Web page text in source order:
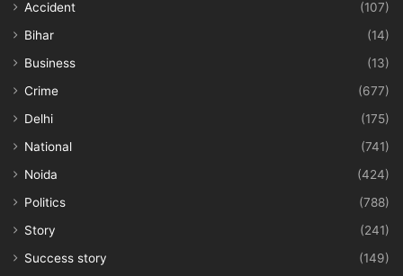
Accident
(107)
Bihar
(14)
Business
(13)
Crime
(677)
Delhi
(175)
National
(741)
Noida
(424)
Politics
(788)
Story
(241)
Success story
(149)